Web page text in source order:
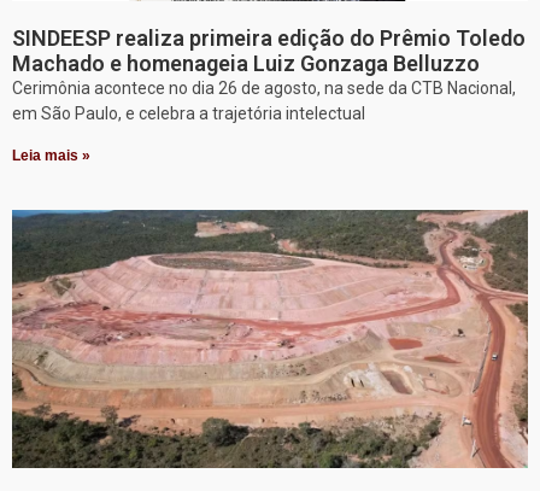
SINDEESP realiza primeira edição do Prêmio Toledo
Machado e homenageia Luiz Gonzaga Belluzzo
Cerimônia acontece no dia 26 de agosto, na sede da CTB Nacional,
em São Paulo, e celebra a trajetória intelectual
Leia mais »